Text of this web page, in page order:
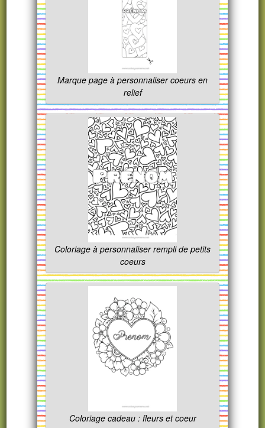
Marque page à personnaliser coeurs en
relief
Coloriage à personnaliser rempli de petits
coeurs
Coloriage cadeau : fleurs et coeur